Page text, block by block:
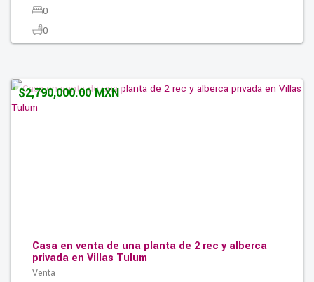
0
0
Casa en venta de una planta de 2 rec y alberca
privada en Villas Tulum
Venta
$2,790,000.00 MXN